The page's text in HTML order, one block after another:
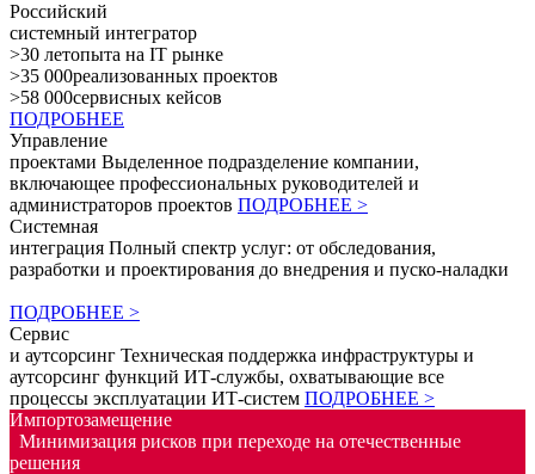
Российский
системный интегратор
>30 летопыта на IT рынке
>35 000реализованных проектов
>58 000сервисных кейсов
ПОДРОБНЕЕ
Управление
проектами Выделенное подразделение компании,
включающее профессиональных руководителей и
администраторов проектов ПОДРОБНЕЕ >
Системная
интеграция Полный спектр услуг: от обследования,
разработки и проектирования до внедрения и пуско-наладки
ПОДРОБНЕЕ >
Сервис
и аутсорсинг Техническая поддержка инфраструктуры и
аутсорсинг функций ИТ-службы, охватывающие все
процессы эксплуатации ИТ-систем ПОДРОБНЕЕ >
Импортозамещение
Минимизация рисков при переходе на отечественные
решения